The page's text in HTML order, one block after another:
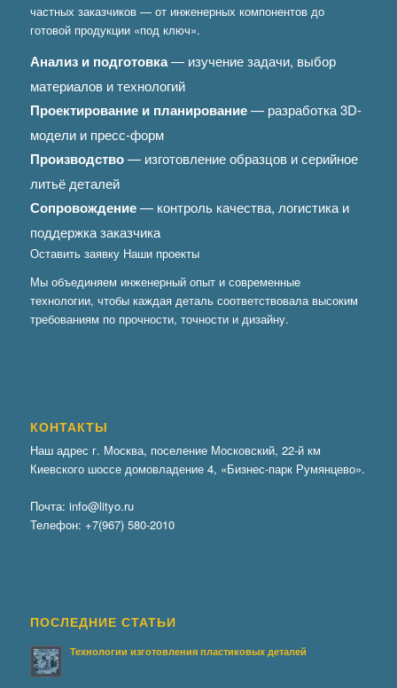
частных заказчиков — от инженерных компонентов до
готовой продукции «под ключ».
Анализ и подготовка— изучение задачи, выбор
материалов и технологий
Проектирование и планирование— разработка 3D-
модели и пресс-форм
Производство— изготовление образцов и серийное
литьё деталей
Сопровождение— контроль качества, логистика и
поддержка заказчика
Оставить заявку Наши проекты
Мы объединяем инженерный опыт и современные
технологии, чтобы каждая деталь соответствовала высоким
требованиям по прочности, точности и дизайну.
КОНТАКТЫ
Наш адрес г. Москва, поселение Московский, 22-й км
Киевского шоссе домовладение 4, «Бизнес-парк Румянцево».
Почта: info@lityo.ru
Телефон: +7(967) 580-2010
ПОСЛЕДНИЕ СТАТЬИ
Технологии изготовления пластиковых деталей